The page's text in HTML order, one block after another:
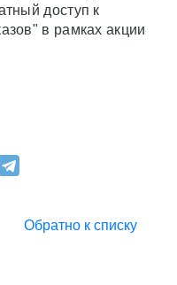
доступ к
в рамках акции
Обратно к списку